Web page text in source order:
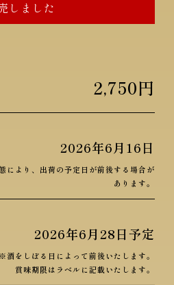
しました
2,750円
2026年6月16日
により、出荷の予定日が前後する場合が
あります。
2026年6月28日予定
※酒をしぼる日によって前後いたします。
賞味期限はラベルに記載いたします。